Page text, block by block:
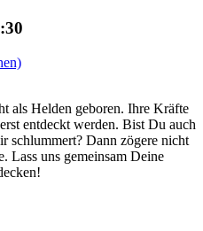
als Helden geboren. Ihre Kräfte
entdeckt werden. Bist Du auch
schlummert? Dann zögere nicht
Lass uns gemeinsam Deine